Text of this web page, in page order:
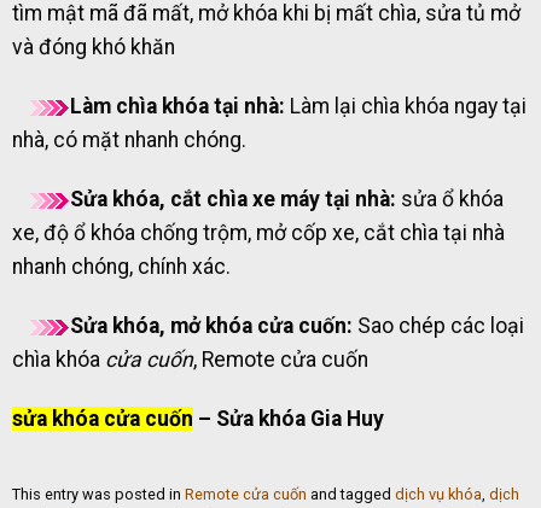
tìm mật mã đã mất, mở khóa khi bị mất chìa, sửa tủ mở
và đóng khó khăn
Làm chìa khóa tại nhà: Làm lại chìa khóa ngay tại
nhà, có mặt nhanh chóng.
Sửa khóa, cắt chìa xe máy tại nhà: sửa ổ khóa
xe, độ ổ khóa chống trộm, mở cốp xe, cắt chìa tại nhà
nhanh chóng, chính xác.
Sửa khóa, mở khóa cửa cuốn: Sao chép các loại
chìa khóa cửa cuốn, Remote cửa cuốn
sửa khóa cửa cuốn – Sửa khóa Gia Huy
This entry was posted in Remote cửa cuốn and tagged dịch vụ khóa, dịch